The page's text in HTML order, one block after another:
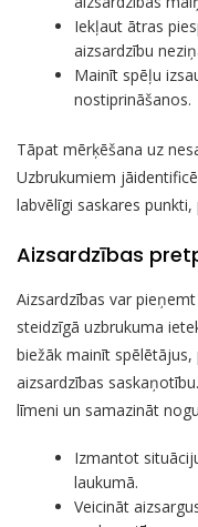
Iekļaut ātras
aizsardzību
Mainīt spēļu
nostiprināšanos.
Tāpat mērķēšana uz
Uzbrukumiem
labvēlīgi saskares
Aizsardzības
Aizsardzības var
steidzīgā uzbrukuma
biežāk mainīt
aizsardzības
līmeni un samazināt
Izmantot
laukumā.
Veicināt